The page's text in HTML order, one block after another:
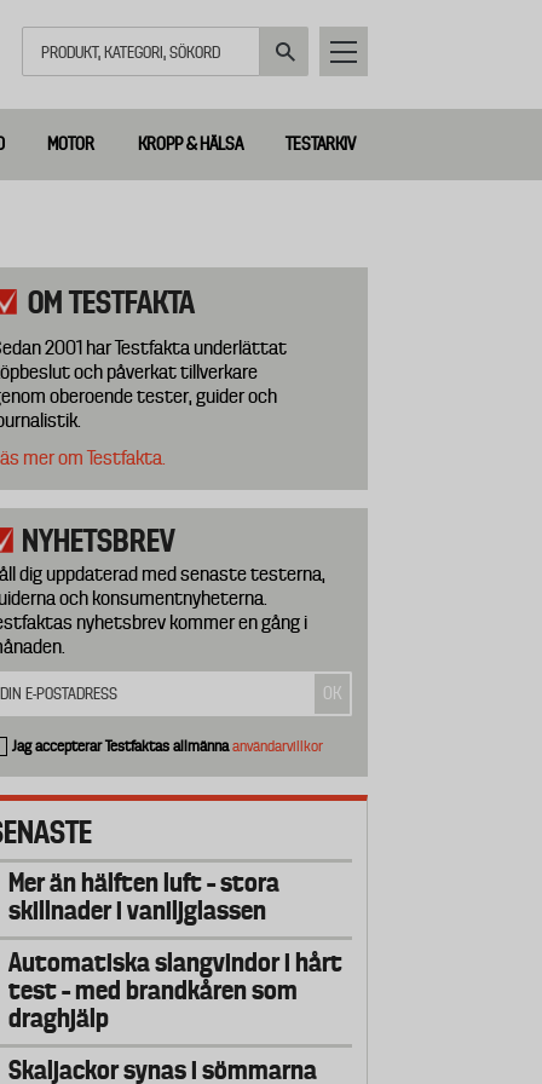
MOTOR KROPP & HÄLSA TESTARKIV
OM TESTFAKTA
2001 har Testfakta underlättat
och påverkat tillverkare
oberoende tester, guider och
mer om Testfakta.
NYHETSBREV
dig uppdaterad med senaste testerna,
och konsumentnyheterna.
nyhetsbrev kommer en gång i
Jag accepterar Testfaktas allmännaanvändarvillkor
Mer än hälften luft – stora
skillnader i vaniljglassen
Automatiska slangvindor i hårt
test – med brandkåren som
draghjälp
Skaljackor synas i sömmarna